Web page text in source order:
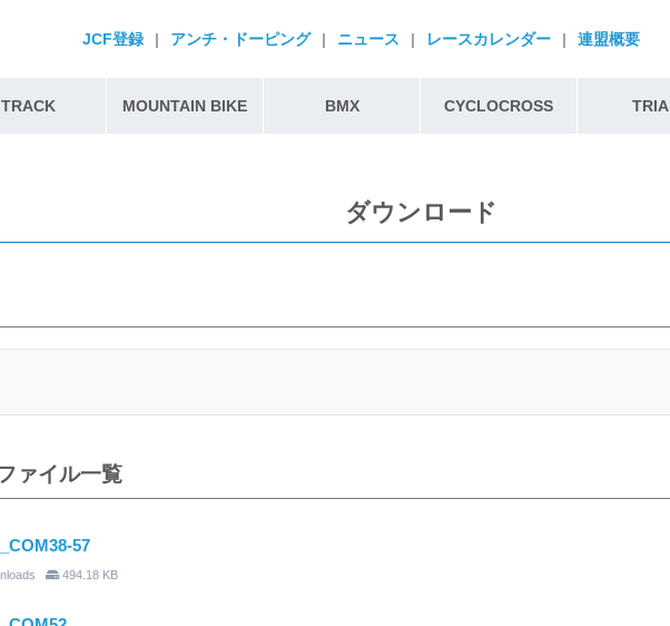
JCF登録 | アンチ・ドーピング | ニュース | レースカレンダー | 連盟概要
TRACK MOUNTAIN BIKE BMX CYCLOCROSS
ダウンロード
ァイル一覧
57
494.18 KB